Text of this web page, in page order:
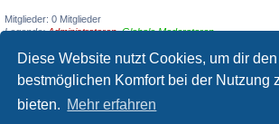
Diese Website nutzt Cookies, um dir den
bestmöglichen Komfort bei der Nutzung
bieten. Mehr erfahren
Mitglieder: 0 Mitglieder
Legende:Administratoren,Globale Moderatoren
STATISTIK
Beiträge insgesamt2375 • Themen insgesamt360 • Mitglieder
neuestes Mitglied: